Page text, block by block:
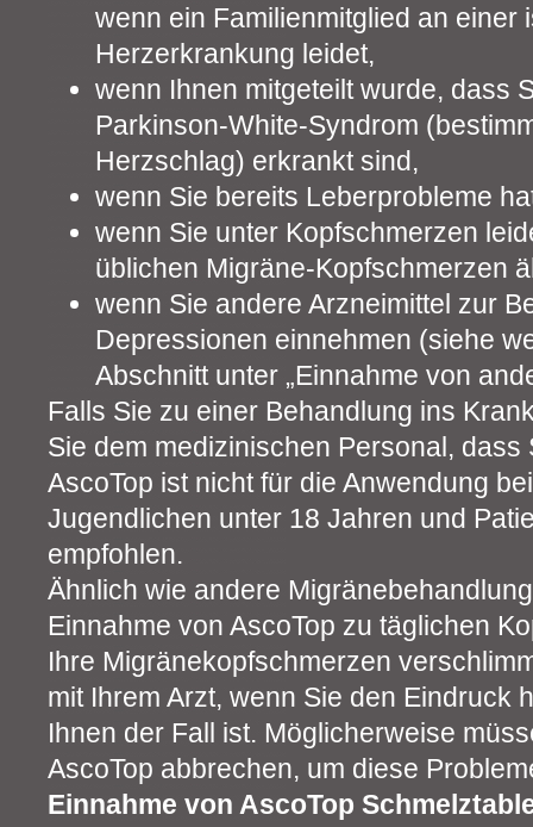
wenn ein Familienmitglied an einer
Herzerkrankung leidet,
wenn Ihnen mitgeteilt wurde, dass
Parkinson-White-Syndrom
Herzschlag) erkrankt sind,
wenn Sie bereits Leberprobleme
wenn Sie unter Kopfschmerzen
üblichen Migräne-Kopfschmerzen
wenn Sie andere Arzneimittel zur
Depressionen einnehmen (siehe
Abschnitt unter „Einnahme von
Falls Sie zu einer Behandlung ins
Sie dem medizinischen Personal, dass
AscoTop ist nicht für die Anwendung
Jugendlichen unter 18 Jahren und
empfohlen.
Ähnlich wie andere
Einnahme von AscoTop zu täglichen
Ihre Migränekopfschmerzen
mit Ihrem Arzt, wenn Sie den Eindruck
Ihnen der Fall ist. Möglicherweise
AscoTop abbrechen, um diese
Einnahme von AscoTop